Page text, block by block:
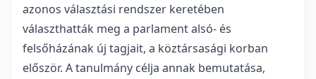
azonos választási rendszer keretében
választhatták meg a parlament alsó- és
felsőházának új tagjait, a köztársasági korban
először. A tanulmány célja annak bemutatása,